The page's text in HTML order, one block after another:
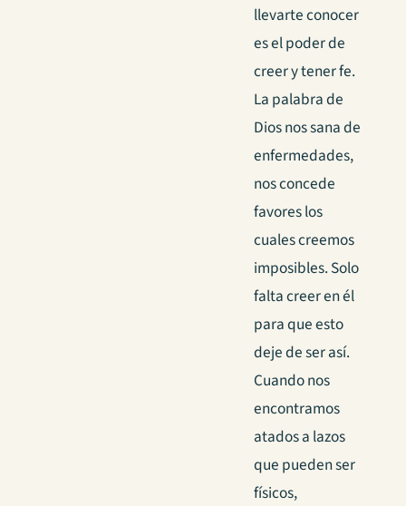
llevarte conocer
es el poder de
creer y tener fe.
La palabra de
Dios nos sana de
enfermedades,
nos concede
favores los
cuales creemos
imposibles. Solo
falta creer en él
para que esto
deje de ser así.
Cuando nos
encontramos
atados a lazos
que pueden ser
físicos,